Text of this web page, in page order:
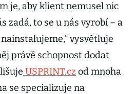
je, aby klient nemusel nic
zadá, to se u nás vyrobí – a
vysvětluje
právě schopnost dodat
USPRINT.cz od mnoha
se specializuje na